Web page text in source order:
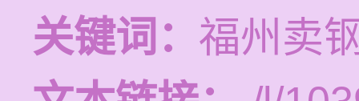
关键词： 福州卖